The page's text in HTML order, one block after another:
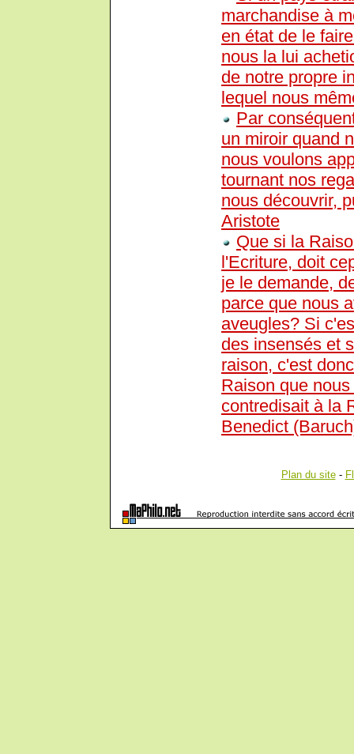
marchandise à
en état de le
nous la lui
de notre propre
lequel nous
Par
un miroir quand
nous voulons
tournant nos
nous découvrir,
Aristote
Que si la
l'Ecriture, doit
je le demande,
parce que nous
aveugles? Si
des insensés et
raison, c'est
Raison que
contredisait à la
Benedict
Plan du site-